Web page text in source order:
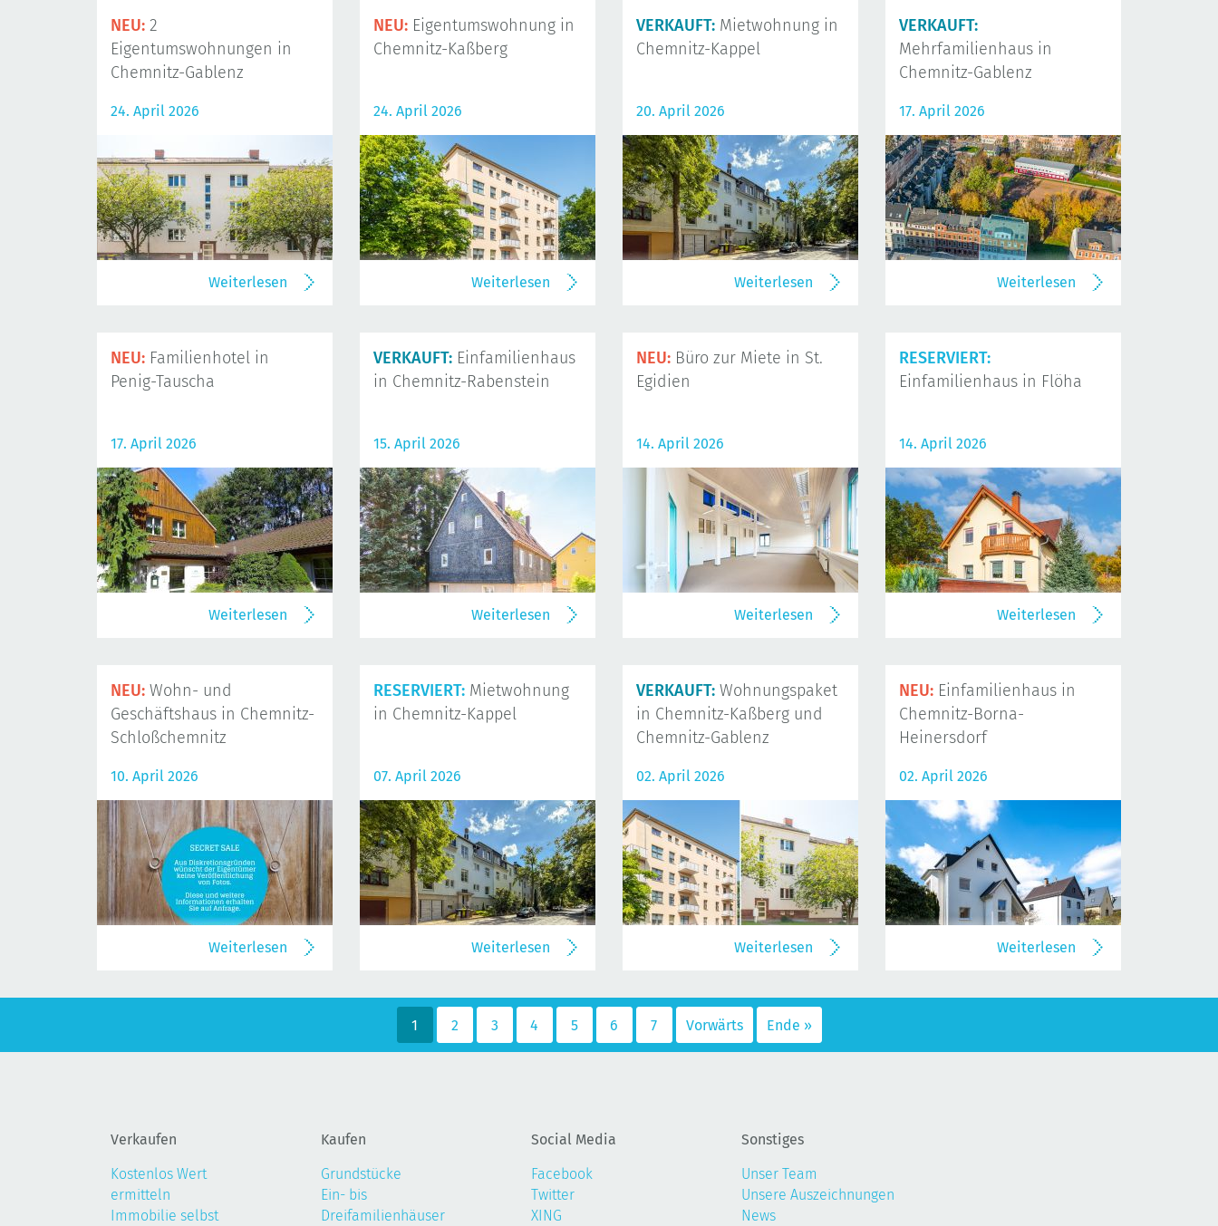
NEU: 2
Eigentumswohnungen in
Chemnitz-Gablenz
24. April 2026
Weiterlesen
NEU: Eigentumswohnung in
Chemnitz-Kaßberg
24. April 2026
Weiterlesen
VERKAUFT: Mietwohnung in
Chemnitz-Kappel
20. April 2026
Weiterlesen
VERKAUFT:
Mehrfamilienhaus in
Chemnitz-Gablenz
17. April 2026
Weiterlesen
NEU: Familienhotel in
Penig-Tauscha
17. April 2026
Weiterlesen
VERKAUFT: Einfamilienhaus
in Chemnitz-Rabenstein
15. April 2026
Weiterlesen
NEU: Büro zur Miete in St.
Egidien
14. April 2026
Weiterlesen
RESERVIERT:
Einfamilienhaus in Flöha
14. April 2026
Weiterlesen
NEU: Wohn- und
Geschäftshaus in Chemnitz-
Schloßchemnitz
10. April 2026
Weiterlesen
RESERVIERT: Mietwohnung
in Chemnitz-Kappel
07. April 2026
Weiterlesen
VERKAUFT: Wohnungspaket
in Chemnitz-Kaßberg und
Chemnitz-Gablenz
02. April 2026
Weiterlesen
NEU: Einfamilienhaus in
Chemnitz-Borna-
Heinersdorf
02. April 2026
Weiterlesen
1 2 3 4 5 6 7 Vorwärts Ende »
Verkaufen
Kostenlos Wert
ermitteln
Immobilie selbst
Kaufen
Grundstücke
Ein- bis
Dreifamilienhäuser
Social Media
Facebook
Twitter
XING
Sonstiges
Unser Team
Unsere Auszeichnungen
News